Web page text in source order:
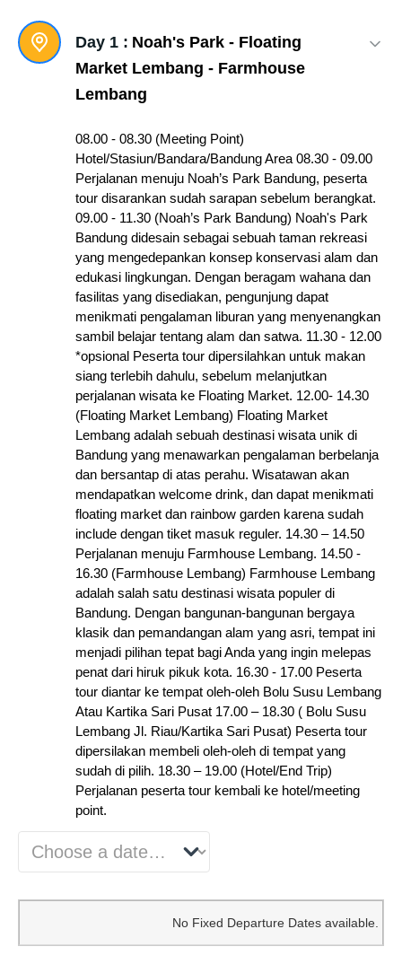
Day 1 : Noah's Park - Floating
Market Lembang - Farmhouse
Lembang
08.00 - 08.30 (Meeting Point)
Hotel/Stasiun/Bandara/Bandung Area 08.30 - 09.00
Perjalanan menuju Noah’s Park Bandung, peserta
tour disarankan sudah sarapan sebelum berangkat.
09.00 - 11.30 (Noah’s Park Bandung) Noah's Park
Bandung didesain sebagai sebuah taman rekreasi
yang mengedepankan konsep konservasi alam dan
edukasi lingkungan. Dengan beragam wahana dan
fasilitas yang disediakan, pengunjung dapat
menikmati pengalaman liburan yang menyenangkan
sambil belajar tentang alam dan satwa. 11.30 - 12.00
*opsional Peserta tour dipersilahkan untuk makan
siang terlebih dahulu, sebelum melanjutkan
perjalanan wisata ke Floating Market. 12.00- 14.30
(Floating Market Lembang) Floating Market
Lembang adalah sebuah destinasi wisata unik di
Bandung yang menawarkan pengalaman berbelanja
dan bersantap di atas perahu. Wisatawan akan
mendapatkan welcome drink, dan dapat menikmati
floating market dan rainbow garden karena sudah
include dengan tiket masuk reguler. 14.30 – 14.50
Perjalanan menuju Farmhouse Lembang. 14.50 -
16.30 (Farmhouse Lembang) Farmhouse Lembang
adalah salah satu destinasi wisata populer di
Bandung. Dengan bangunan-bangunan bergaya
klasik dan pemandangan alam yang asri, tempat ini
menjadi pilihan tepat bagi Anda yang ingin melepas
penat dari hiruk pikuk kota. 16.30 - 17.00 Peserta
tour diantar ke tempat oleh-oleh Bolu Susu Lembang
Atau Kartika Sari Pusat 17.00 – 18.30 ( Bolu Susu
Lembang Jl. Riau/Kartika Sari Pusat) Peserta tour
dipersilakan membeli oleh-oleh di tempat yang
sudah di pilih. 18.30 – 19.00 (Hotel/End Trip)
Perjalanan peserta tour kembali ke hotel/meeting
point.
No Fixed Departure Dates available.